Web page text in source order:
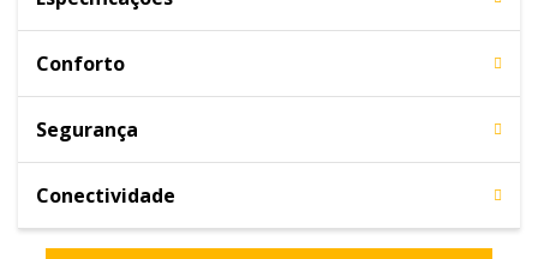
Conforto
Segurança
Conectividade